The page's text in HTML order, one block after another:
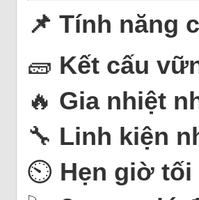
📌 Tính năng
🧱 Kết cấu
🔥 Gia nhiệt
🔧 Linh kiện
⏲️ Hẹn giờ tối